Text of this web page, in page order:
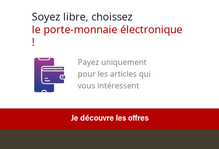
Soyez libre, choissez
le porte-monnaie électronique
!
Payez uniquement
pour les articles qui
vous intéressent
Je découvre les offres